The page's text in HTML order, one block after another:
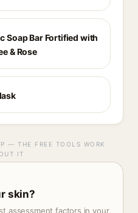
Soap Bar Fortified with
& Rose
— THE FREE TOOLS WORK
IT
skin?
assessment factors in your